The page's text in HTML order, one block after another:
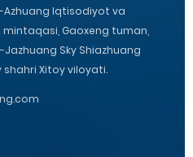
Azhuang Iqtisodiyot va
Gaoxeng tuman,
Jazhuang Sky Shiazhuang
shahri Xitoy viloyati.